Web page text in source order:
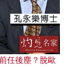
任後塵？脫歐